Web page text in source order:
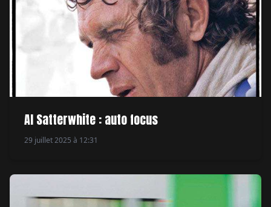
Al Satterwhite : auto focus
29 juillet 2025 à 12:31